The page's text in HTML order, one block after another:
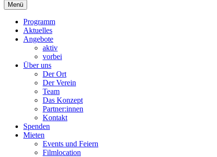
Menü
Programm
Aktuelles
Angebote
aktiv
vorbei
Über uns
Der Ort
Der Verein
Team
Das Konzept
Partner:innen
Kontakt
Spenden
Mieten
Events und Feiern
Filmlocation